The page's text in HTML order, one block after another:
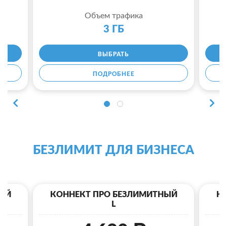
Объем трафика
3 ГБ
ВЫБРАТЬ
ПОДРОБНЕЕ
БЕЗЛИМИТ ДЛЯ БИЗНЕСА
КОННЕКТ ПРО БЕЗЛИМИТНЫЙ
L